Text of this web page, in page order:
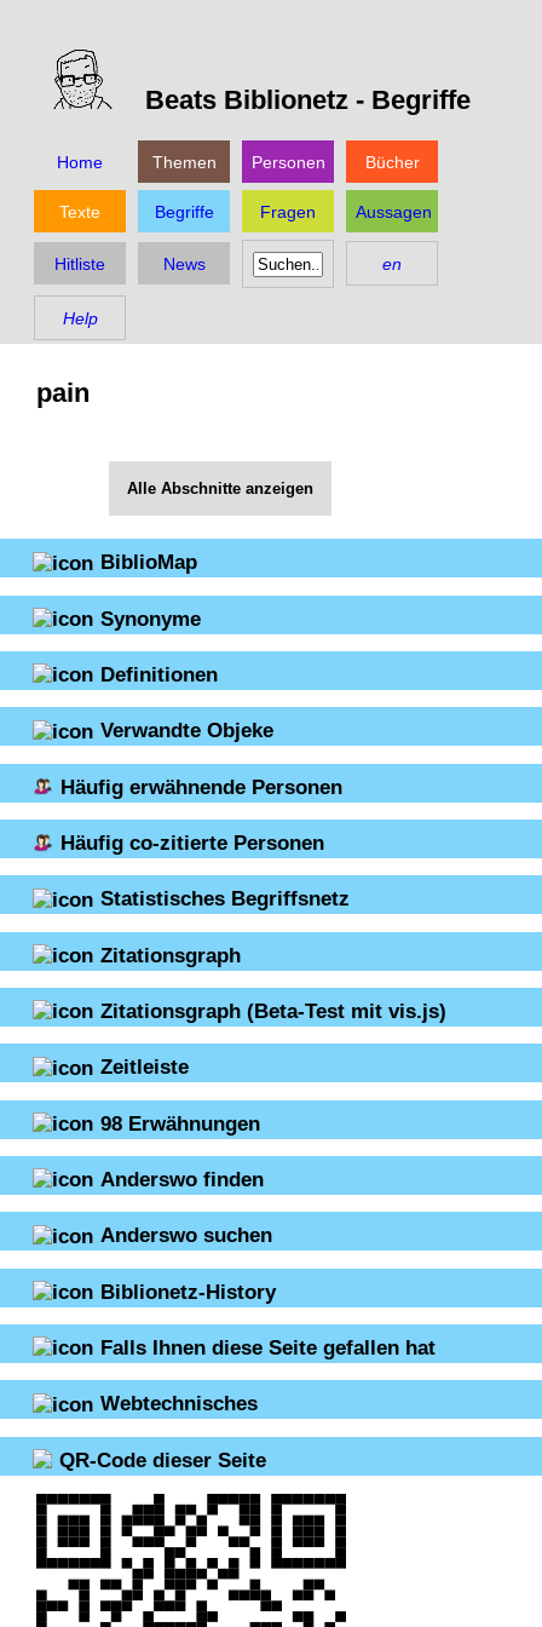
Beats Biblionetz - Begriffe
Home Themen Personen Bücher
Texte Begriffe Fragen Aussagen
Hitliste News en
Help
pain
Alle Abschnitte anzeigen
BiblioMap
Synonyme
Definitionen
Verwandte Objeke
Häufig erwähnende Personen
Häufig co-zitierte Personen
Statistisches Begriffsnetz
Zitationsgraph
Zitationsgraph (Beta-Test mit vis.js)
Zeitleiste
98 Erwähnungen
Anderswo finden
Anderswo suchen
Biblionetz-History
Falls Ihnen diese Seite gefallen hat
Webtechnisches
QR-Code dieser Seite